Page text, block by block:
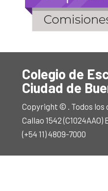
Colegio de
Ciudad de
Copyright © . Todos los
Callao 1542
(+54 11) 4809-7000